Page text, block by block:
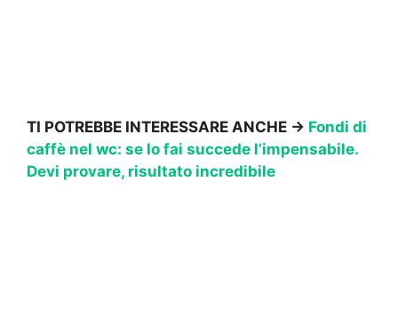
TI POTREBBE INTERESSARE ANCHE -> Fondi di
caffè nel wc: se lo fai succede l’impensabile.
Devi provare, risultato incredibile